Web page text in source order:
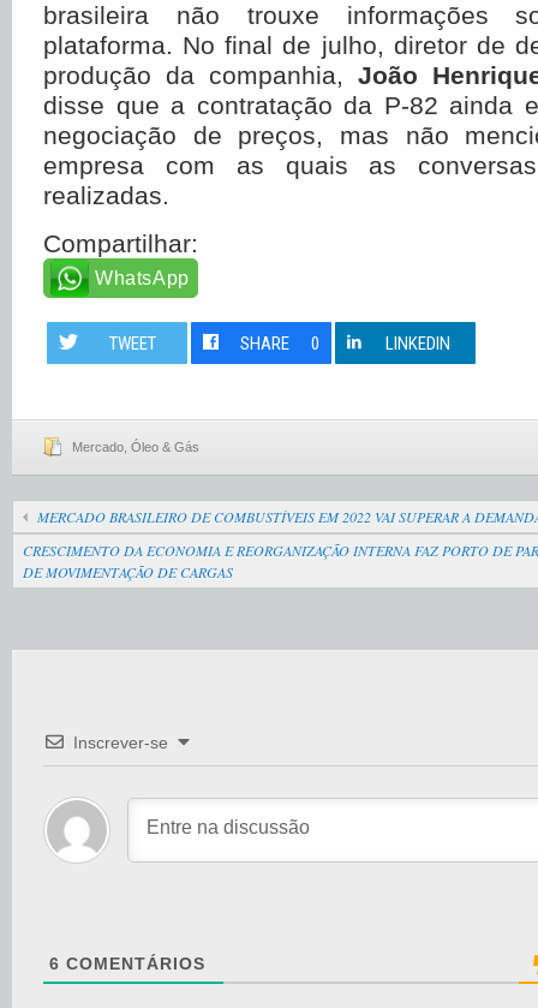
brasileira não trouxe informações
plataforma. No final de julho, diretor de
produção da companhia, João
disse que a contratação da P-82 ainda
negociação de preços, mas não
empresa com as quais as
realizadas.
Compartilhar:
WhatsApp
TWEET SHARE 0 LINKEDIN
Mercado Óleo & Gás
MERCADO BRASILEIRO DE COMBUSTÍVEIS EM 2022 VAI SUPERAR A
CRESCIMENTO DA ECONOMIA E REORGANIZAÇÃO INTERNA FAZ PORTO DE
DE MOVIMENTAÇÃO DE CARGAS
Inscrever-se
6 COMENTÁRIOS